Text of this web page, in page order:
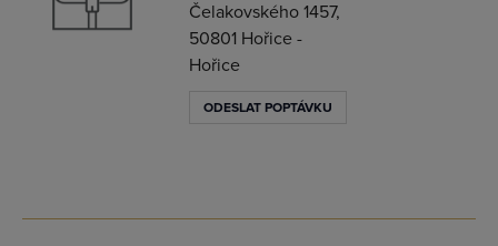
Čelakovského 1457,
50801 Hořice -
Hořice
ODESLAT POPTÁVKU